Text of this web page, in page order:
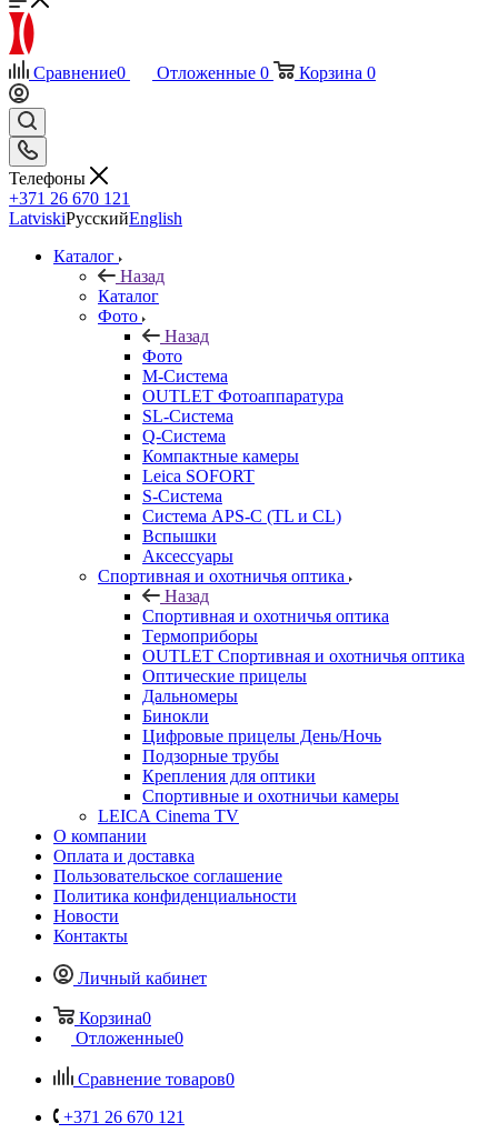
Сравнение0 Отложенные 0 Корзина 0
Телефоны
+371 26 670 121
LatviskiРусскийEnglish
Каталог
Назад
Каталог
Фото
Назад
Фото
M-Система
OUTLET Фотоаппаратура
SL-Система
Q-Cистема
Компактные камеры
Leica SOFORT
S-Система
Система APS-C (TL и CL)
Вспышки
Аксессуары
Спортивная и охотничья оптика
Назад
Спортивная и охотничья оптика
Tермоприборы
OUTLET Спортивная и охотничья оптика
Оптические прицелы
Дальномеры
Бинокли
Цифровые прицелы День/Ночь
Подзорные трубы
Крепления для оптики
Спортивные и охотничьи камеры
LEICA Cinema TV
О компании
Оплата и доставка
Пользовательское соглашение
Политика конфиденциальности
Новости
Контакты
Личный кабинет
Корзина0
Отложенные0
Сравнение товаров0
+371 26 670 121